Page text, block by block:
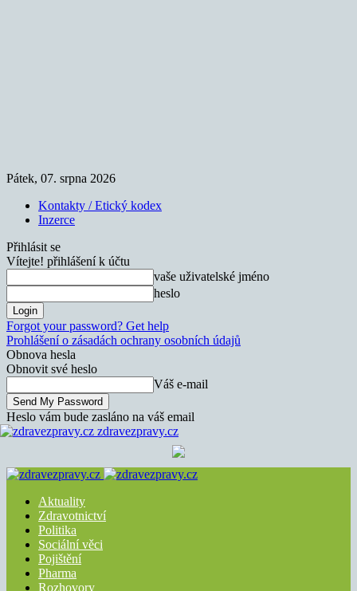
Pátek, 07. srpna 2026
Kontakty / Etický kodex
Inzerce
Přihlásit se
Vítejte! přihlášení k účtu
vaše uživatelské jméno
heslo
Forgot your password? Get help
Prohlášení o zásadách ochrany osobních údajů
Obnova hesla
Obnovit své heslo
Váš e-mail
Heslo vám bude zasláno na váš email
zdravezpravy.cz
Aktuality
Zdravotnictví
Politika
Sociální věci
Pojištění
Pharma
Rozhovory